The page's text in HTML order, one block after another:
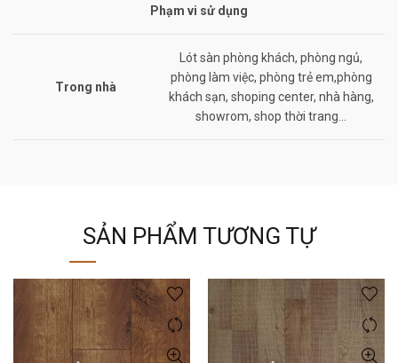
Phạm vi sử dụng
Trong nhà
Lót sàn phòng khách, phòng ngủ,
phòng làm việc, phòng trẻ em,phòng
khách sạn, shoping center, nhà hàng,
showrom, shop thời trang…
SẢN PHẨM TƯƠNG TỰ